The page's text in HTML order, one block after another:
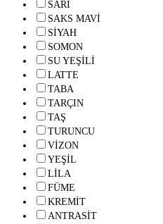
SARI
SAKS MAVİ
SİYAH
SOMON
SU YEŞİLİ
LATTE
TABA
TARÇIN
TAŞ
TURUNCU
VİZON
YEŞİL
LİLA
FÜME
KREMİT
ANTRASİT